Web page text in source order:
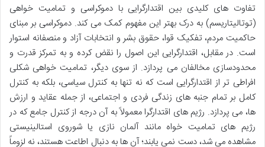
تفاوت های کلیدی بین اقتدارگرایی با دموکراسی و تمامیت خواهی
(توتالیتاریسم) به درک بهتر این مفهوم کمک می کند. دموکراسی بر مبنای
حاکمیت مردم، تفکیک قوا، حقوق بشر و انتخابات آزاد و منصفانه استوار
است. در مقابل، اقتدارگرایی این اصول را نقض کرده و به تمرکز قدرت و
محدودسازی مخالفان می پردازد. از سوی دیگر، تمامیت خواهی شکلی
افراطی تر از اقتدارگرایی است که نه تنها به کنترل سیاسی، بلکه به کنترل
کامل بر تمام جنبه های زندگی فردی و اجتماعی، از جمله عقاید و ارزش
ها، می پردازد. رژیم های اقتدارگرا معمولاً به آن درجه از کنترل جامع که در
رژیم های تمامیت خواه مانند آلمان نازی یا شوروی استالینیستی
مشاهده می شد، دست نمی یابند؛ آن ها به دنبال اطاعت هستند، نه لزوماً